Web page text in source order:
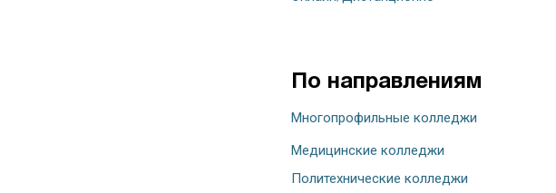
По направлениям
Многопрофильные колледжи
Медицинские колледжи
Политехнические колледжи